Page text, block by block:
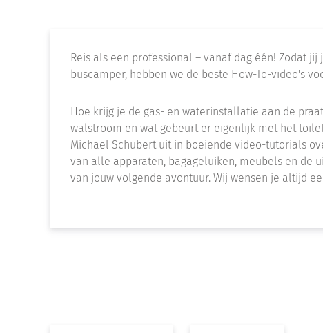
Reis als een professional – vanaf dag één! Zodat
buscamper, hebben we de beste How-To-video's
Hoe krijg je de gas- en waterinstallatie aan de
walstroom en wat gebeurt er eigenlijk met het
Michael Schubert uit in boeiende video-tutorials
van alle apparaten, bagageluiken, meubels en de
van jouw volgende avontuur. Wij wensen je altijd